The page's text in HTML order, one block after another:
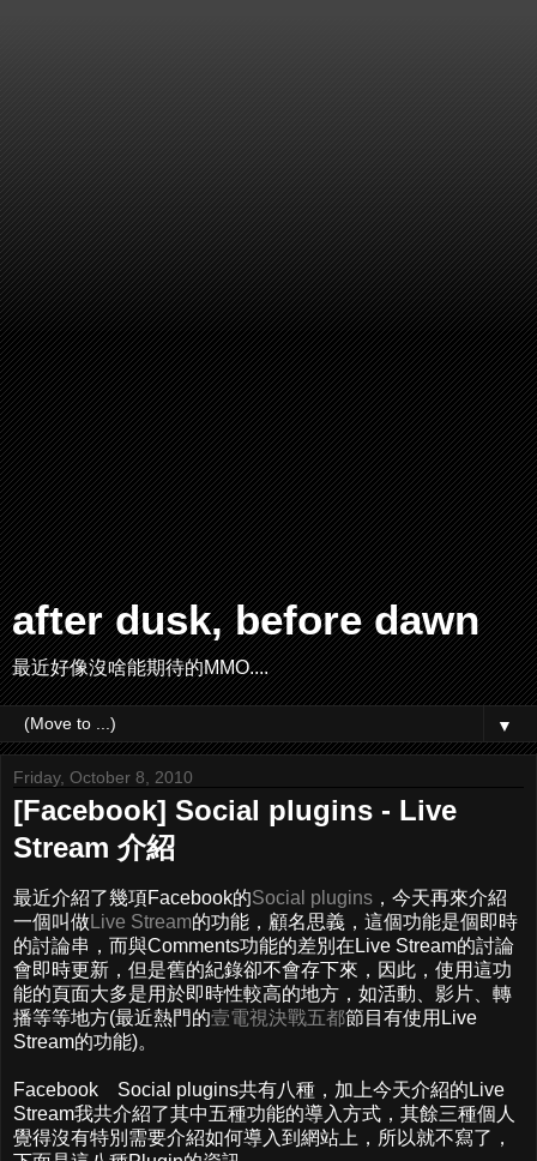
after dusk, before dawn
最近好像沒啥能期待的MMO....
▼
Friday, October 8, 2010
[Facebook] Social plugins - Live
Stream 介紹
最近介紹了幾項Facebook的Social plugins ，今天再來介紹
一個叫做Live Stream的功能，顧名思義，這個功能是個即時
的討論串，而與Comments功能的差別在Live Stream的討論
會即時更新，但是舊的紀錄卻不會存下來，因此，使用這功
能的頁面大多是用於即時性較高的地方，如活動、影片、轉
播等等地方(最近熱門的壹電視決戰五都節目有使用Live
Stream的功能)。
Facebook Social plugins共有八種，加上今天介紹的Live
Stream我共介紹了其中五種功能的導入方式，其餘三種個人
覺得沒有特別需要介紹如何導入到網站上，所以就不寫了，